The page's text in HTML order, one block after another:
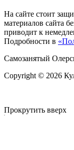
На сайте стоит
материалов сайта
приводит к
Подробности в
Самозанятый
Copyright © 2026
Прокрутить вверх